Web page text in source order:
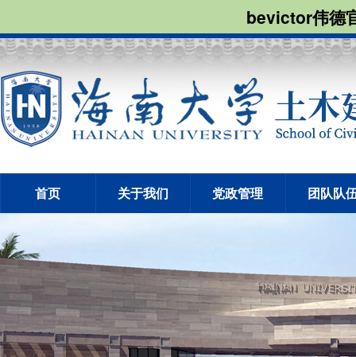
bevictor伟德
首页 关于我们 党政管理 团队队